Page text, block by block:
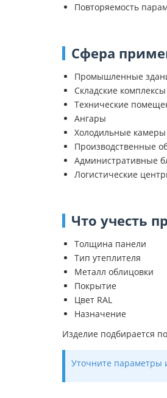
Повторяемость
Сфера
Промышленные
Складские комплексы
Технические
Ангары
Холодильные камеры
Производственные
Административные
Логистические
Что учесть
Толщина панели
Тип утеплителя
Металл облицовки
Покрытие
Цвет RAL
Назначение
Изделие подбирается
Уточните параметры